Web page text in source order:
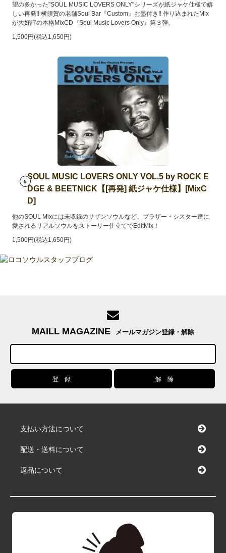
望の多かった"SOUL MUSIC LOVERS ONLY"シリーズが紙ジャケ仕様で嬉
しい再発!! 横須賀の老舗Soul Bar『Custom』お墨付き!! 作り込まれたMix
が大好評の本格MixCD『Soul Music Lovers Only』第３弾。
1,500円(税込1,650円)
5
SOUL MUSIC LOVERS ONLY VOL.5 by ROCK E
DGE & BEETNICK【[再発] 紙ジャケ仕様】[MixC
D]
他のSOUL Mixには未収録のサザンソウルなど、ブラザー・シスター達に
愛されるリアルソウルをストーリー仕立てでEditMix！
1,500円(税込1,650円)
MAILL MAGAZINE メールマガジン登録・解除
支払い方法について
配送・送料について
返品について